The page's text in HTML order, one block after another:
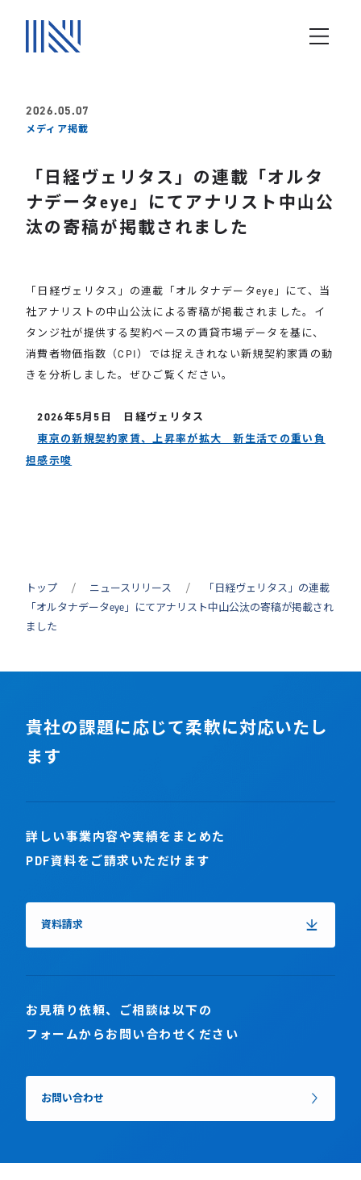
2026.05.07
メディア掲載
「日経ヴェリタス」の連載「オルタ
ナデータeye」にてアナリスト中山公
汰の寄稿が掲載されました
「日経ヴェリタス」の連載「オルタナデータeye」にて、当
社アナリストの中山公汰による寄稿が掲載されました。 イ
タンジ社が提供する契約ベースの賃貸市場データを基に、
消費者物価指数（CPI）では捉えきれない新規契約家賃の動
きを分析しました。ぜひご覧ください。
2026年5月5日 日経ヴェリタス
東京の新規契約家賃、上昇率が拡大 新生活での重い負
担感示唆
トップ ニュースリリース
「日経ヴェリタス」の連載
「オルタナデータeye」にてアナリスト中山公汰の寄稿が掲載され
ました
貴社の課題に応じて柔軟に対応いたし
ます
詳しい事業内容や実績をまとめた
PDF資料をご請求いただけます
資料請求
お見積り依頼、ご相談は以下の
フォームからお問い合わせください
お問い合わせ